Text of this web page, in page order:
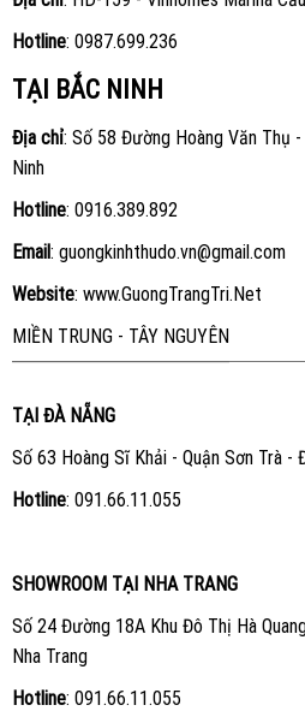
Hotline: 0987.699.236
TẠI BẮC NINH
Địa chỉ: Số 58 Đường Hoàng Văn Thụ
Ninh
Hotline: 0916.389.892
Email: guongkinhthudo.vn@gmail.com
Website: www.GuongTrangTri.Net
MIỀN TRUNG - TÂY NGUYÊN
TẠI ĐÀ NẴNG
Số 63 Hoàng Sĩ Khải - Quận Sơn Trà -
Hotline: 091.66.11.055
SHOWROOM TẠI NHA TRANG
Số 24 Đường 18A Khu Đô Thị Hà
Nha Trang
Hotline: 091.66.11.055